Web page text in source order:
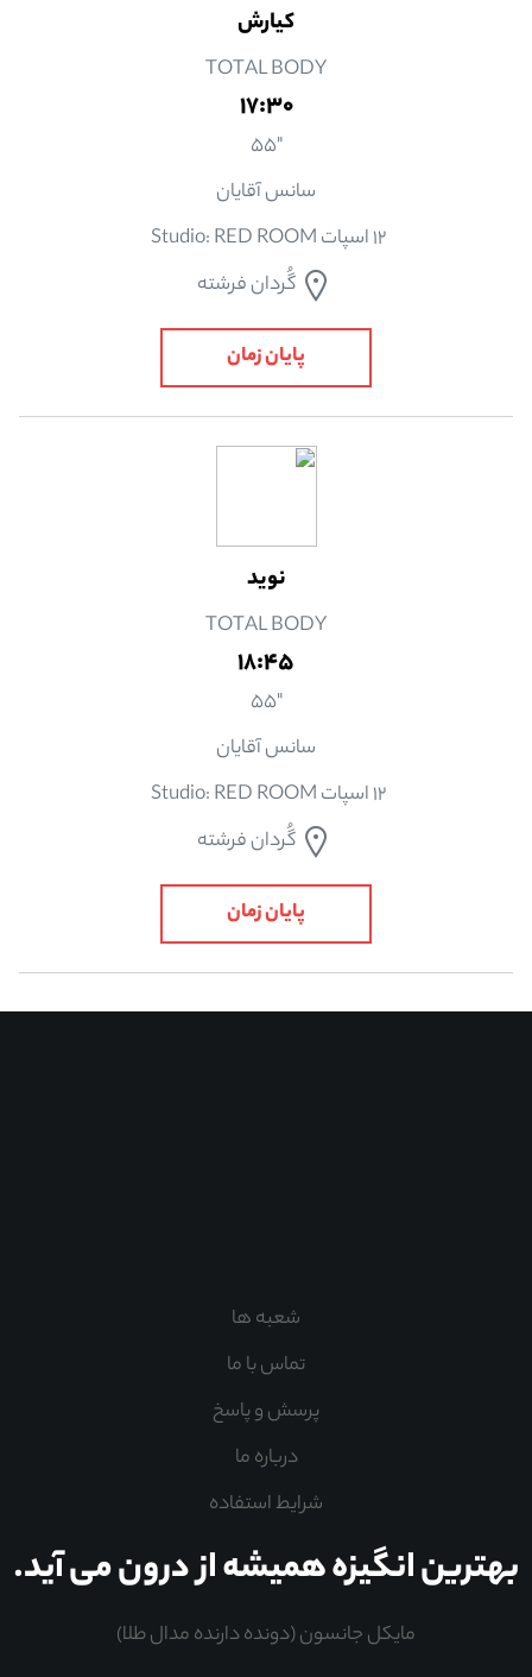
کیارش
TOTAL BODY
17:30
"55
سانس آقایان
12 اسپات Studio: RED ROOM
گُردان فرشته
پایان زمان
نويد
TOTAL BODY
18:45
"55
سانس آقایان
12 اسپات Studio: RED ROOM
گُردان فرشته
پایان زمان
شعبه ها
تماس با ما
پرسش و پاسخ
درباره ما
شرایط استفاده
بهترین انگیزه همیشه از درون می آید.
مایکل جانسون (دونده دارنده مدال طلا)